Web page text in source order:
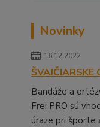
Novinky
16.12.2022
ŠVAJČIARSKE
Bandáže a
Frei PRO sú
úraze pri športe